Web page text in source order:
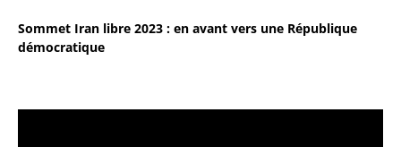
Sommet Iran libre 2023 : en avant vers une République
démocratique